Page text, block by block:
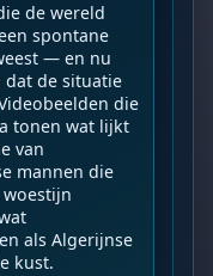
de wereld
spontane
— en nu
de situatie
die
tonen wat lijkt
van
mannen die
als Algerijnse
kust.